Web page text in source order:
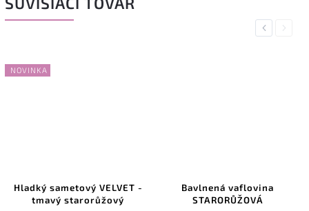
Previous
NOVINKA
Hladký sametový VELVET -
tmavý starorůžový
Bavlnená vaflovina
STARORŮŽOVÁ
Next